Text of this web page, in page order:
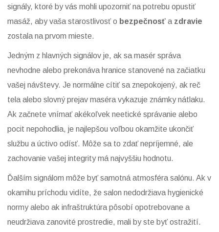
signály, ktoré by vás mohli upozorniť na potrebu opustiť
masáž, aby vaša starostlivosť o bezpečnosť a zdravie
zostala na prvom mieste.
Jedným z hlavných signálov je, ak sa masér správa
nevhodne alebo prekonáva hranice stanovené na začiatku
vašej návštevy. Je normálne cítiť sa znepokojený, ak reč
tela alebo slovný prejav maséra vykazuje známky nátlaku.
Ak začnete vnímať akékoľvek neetické správanie alebo
pocit nepohodlia, je najlepšou voľbou okamžite ukončiť
službu a úctivo odísť. Môže sa to zdať nepríjemné, ale
zachovanie vašej integrity má najvyššiu hodnotu.
Ďalším signálom môže byť samotná atmosféra salónu. Ak v
okamihu príchodu vidíte, že salon nedodržiava hygienické
normy alebo ak infraštruktúra pôsobí opotrebovane a
neudržiava zanovité prostredie, mali by ste byť ostražití.